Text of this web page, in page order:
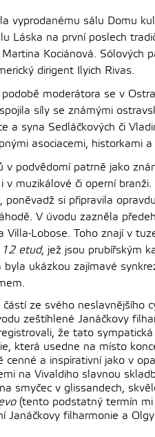
vyprodanému sálu Domu
Láska na první poslech
Kociánová. Sólových
dirigent Ilyich Rivas.
moderátora se v
síly se známými
a syna Sedláčkových či
asociacemi, historkami a
v podvědomí patrně jako
muzikálové či operní
si připravila
V úvodu zazněla
Villa-Lobose. Toho znají v
12 etud, jež jsou prubířským
ukázkou zajímavé
ze svého neslavnějšího
zeštíhlené Janáčkovy
že tato
která usedne na místo
a inspirativní jako v
na Vivaldiho slavnou
smyčec v glissandech,
(tento podstatný termín mi
Janáčkovy filharmonie a